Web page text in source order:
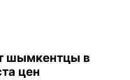
шымкентцы в
цен